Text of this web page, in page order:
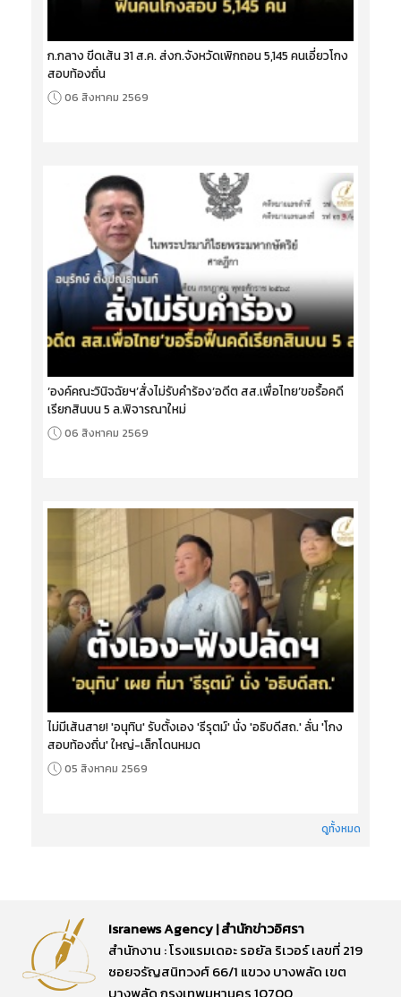
ก.กลาง ขีดเส้น 31 ส.ค. ส่งก.จังหวัดเพิกถอน 5,145 คนเอี่ยวโกง
สอบท้องถิ่น
06 สิงหาคม 2569
‘องค์คณะวินิจฉัยฯ’สั่งไม่รับคำร้อง‘อดีต สส.เพื่อไทย’ขอรื้อคดี
เรียกสินบน 5 ล.พิจารณาใหม่
06 สิงหาคม 2569
ไม่มีเส้นสาย! 'อนุทิน' รับตั้งเอง 'ธีรุตม์' นั่ง 'อธิบดีสถ.' ลั่น 'โกง
สอบท้องถิ่น' ใหญ่-เล็กโดนหมด
05 สิงหาคม 2569
ดูทั้งหมด
Isranews Agency | สำนักข่าวอิศรา
สำนักงาน : โรงแรมเดอะ รอยัล ริเวอร์ เลขที่ 219
ซอยจรัญสนิทวงศ์ 66/1 แขวง บางพลัด เขต
บางพลัด กรุงเทพมหานคร 10700